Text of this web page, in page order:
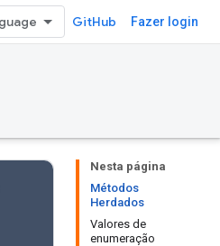
GitHub Fazer login
Nesta página
Métodos
Herdados
Valores de
enumeração